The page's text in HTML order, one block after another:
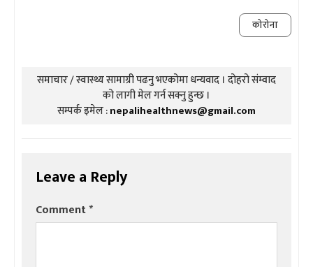
कोरोना
समाचार / स्वास्थ्य सामाग्री पढनु भएकोमा धन्यवाद । दोहरो संम्वाद
को लागी मेल गर्न सक्नु हुन्छ ।
सम्पर्क इमेल :nepalihealthnews@gmail.com
Leave a Reply
Comment*